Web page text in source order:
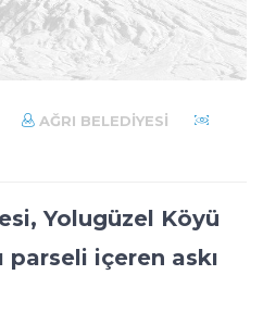
AĞRI BELEDIYESI
Yolugüzel Köyü
parseli içeren askı